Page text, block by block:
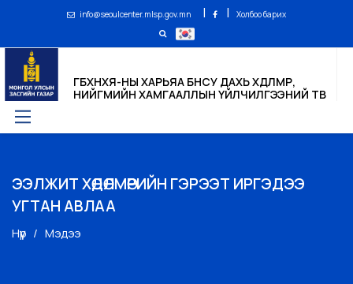
info@seoulcenter.mlsp.gov.mn | | Холбоо барих
ГБХНХЯ-НЫ ХАРЬЯА БНСУ ДАХЬ ХӨДӨЛМӨР,
НИЙГМИЙН ХАМГААЛЛЫН ҮЙЛЧИЛГЭЭНИЙ ТӨВ
ЭЭЛЖИТ ХӨДӨЛМӨРИЙН ГЭРЭЭТ ИРГЭДЭЭ
УГТАН АВЛАА
Нүүр Мэдээ